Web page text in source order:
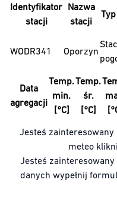
Identyfikator
stacji
Nazwa
stacji
WODR341 Oporzyn
Data
agregacji
Temp.
min.
[°C]
Temp.
śr.
[°C]
Jesteś
meteo
Jesteś
danych wypełnij